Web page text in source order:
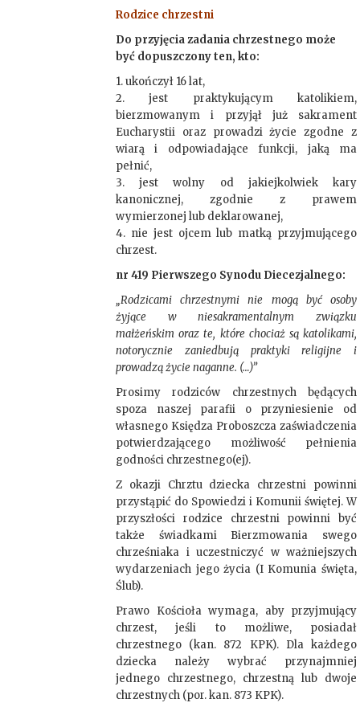
Rodzice chrzestni
Do przyjęcia zadania chrzestnego może
być dopuszczony ten, kto:
1. ukończył 16 lat,
2. jest praktykującym katolikiem,
bierzmowanym i przyjął już sakrament
Eucharystii oraz prowadzi życie zgodne z
wiarą i odpowiadające funkcji, jaką ma
pełnić,
3. jest wolny od jakiejkolwiek kary
kanonicznej, zgodnie z prawem
wymierzonej lub deklarowanej,
4. nie jest ojcem lub matką przyjmującego
chrzest.
nr 419 Pierwszego Synodu Diecezjalnego:
„Rodzicami chrzestnymi nie mogą być osoby
żyjące w niesakramentalnym związku
małżeńskim oraz te, które chociaż są katolikami,
notorycznie zaniedbują praktyki religijne i
prowadzą życie naganne. (…)”
Prosimy rodziców chrzestnych będących
spoza naszej parafii o przyniesienie od
własnego Księdza Proboszcza zaświadczenia
potwierdzającego możliwość pełnienia
godności chrzestnego(ej).
Z okazji Chrztu dziecka chrzestni powinni
przystąpić do Spowiedzi i Komunii świętej. W
przyszłości rodzice chrzestni powinni być
także świadkami Bierzmowania swego
chrześniaka i uczestniczyć w ważniejszych
wydarzeniach jego życia (I Komunia święta,
Ślub).
Prawo Kościoła wymaga, aby przyjmujący
chrzest, jeśli to możliwe, posiadał
chrzestnego (kan. 872 KPK). Dla każdego
dziecka należy wybrać przynajmniej
jednego chrzestnego, chrzestną lub dwoje
chrzestnych (por. kan. 873 KPK).